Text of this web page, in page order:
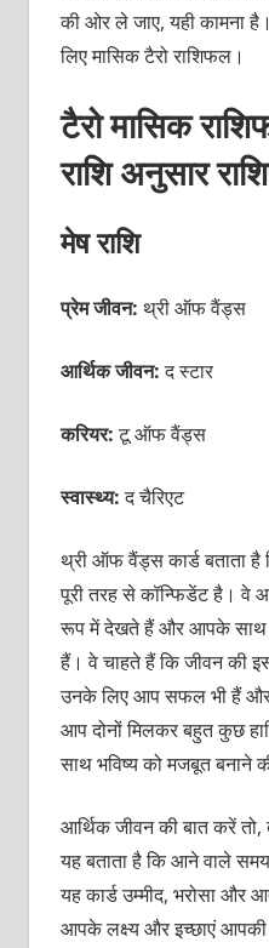
की ओर ले जाए, यही कामना
लिए मासिक टैरो राशिफल।
टैरो मासिक
राशि अनुसार
मेष राशि
प्रेम जीवन: थ्री ऑफ वैंड्स
आर्थिक जीवन:द स्टार
करियर:टू ऑफ वैंड्स
स्वास्थ्य:द चैरिएट
थ्री ऑफ वैंड्स कार्ड बताता
पूरी तरह से कॉन्फिडेंट है। वे
रूप में देखते हैं और आपके साथ
हैं। वे चाहते हैं कि जीवन की
उनके लिए आप सफल भी हैं और
आप दोनों मिलकर बहुत कुछ
साथ भविष्य को मजबूत बनाने
आर्थिक जीवन की बात करें
यह बताता है कि आने वाले समय
यह कार्ड उम्मीद, भरोसा और
आपके लक्ष्य और इच्छाएं आपकी